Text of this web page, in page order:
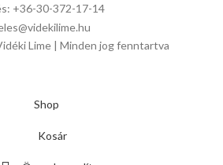
+36-30-372-17-14
Lime | Minden jog fenntartva
Shop
Kosár